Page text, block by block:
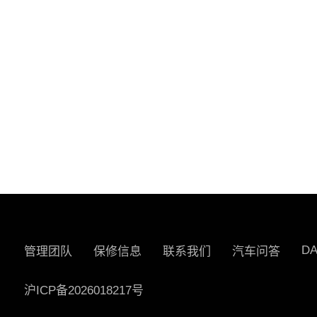
管理团队 保修信息 联系我们 汽车问答
沪ICP备2026018217号